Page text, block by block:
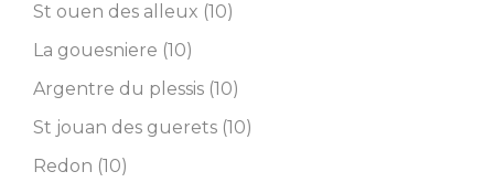
St ouen des alleux (10)
La gouesniere (10)
Argentre du plessis (10)
St jouan des guerets (10)
Redon (10)